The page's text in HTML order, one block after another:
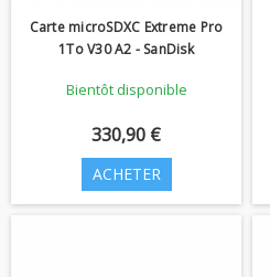
Carte microSDXC Extreme Pro
1To V30 A2 - SanDisk
Bientôt disponible
330,90 €
ACHETER